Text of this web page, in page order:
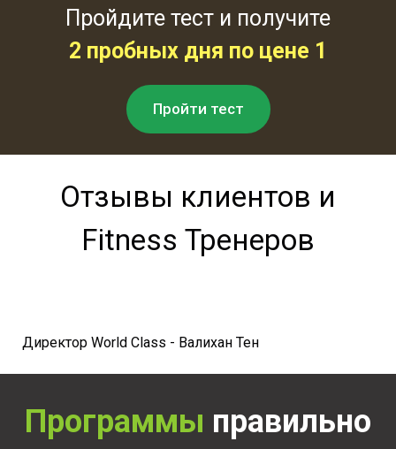
Пройдите тест и получите
2 пробных дня по цене 1
Пройти тест
Отзывы клиентов и
Fitness Тренеров
Директор World Class - Валихан Тен
Программы правильно